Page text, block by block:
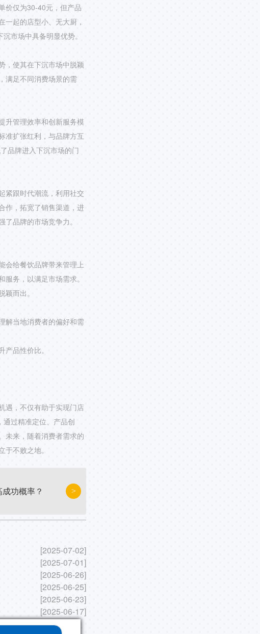
价仅为30-40元，但产品
起的店型小、无大厨，
市场中具备明显优势。
，使其在下沉市场中脱颖
满足不同消费场景的需
升管理效率和创新服务模
准扩张红利，与品牌方互
品牌进入下沉市场的门
紧跟时代潮流，利用社交
作，拓宽了销售渠道，进
品牌的市场竞争力。
会给餐饮品牌带来管理上
务，以满足市场需求。
而出。
解当地消费者的偏好和需
品性价比。
遇，不仅有助于实现门店
通过精准定位、产品创
未来，随着消费者需求的
不败之地。
>
功概率？
[2025-07-02]
[2025-07-01]
[2025-06-26]
[2025-06-25]
[2025-06-23]
[2025-06-17]